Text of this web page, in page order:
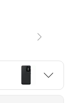
Επόμενο